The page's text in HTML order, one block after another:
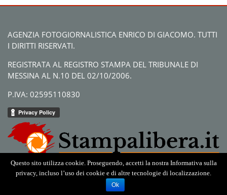
AGENZIA FOTOGIORNALISTICA ENRICO DI GIACOMO. TUTTI
I DIRITTI RISERVATI.
REGISTRATA AL REGISTRO STAMPA DEL TRIBUNALE DI
MESSINA AL N.10 DEL 02/10/2006.
P.IVA: 02595110830
Questo sito utilizza cookie. Proseguendo, accetti la nostra Informativa sulla
privacy, incluso l’uso dei cookie e di altre tecnologie di localizzazione.
Ok